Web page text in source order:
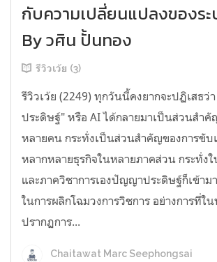
กับความเปลี่ยนแปลงของร
By วศิน ปั้นทอง
รีวิวเว้ย (3)
รีวิวเว้ย (2249) ทุกวันนี้คงยากจะปฏิเสธ
ประดิษฐ์" หรือ AI ได้กลายมาเป็นส่วนสำคั
หลายคน กระทั่งเป็นส่วนสำคัญของการขับ
หลากหลายธุรกิจในหลายภาคส่วน กระทั่ง
และภาควิชาการเองปัญญาประดิษฐ์ก็เข้า
ในการผลิกโฉมวงการวิชการ อย่างการที่ใ
ปรากฏการ...
Chaitawat Marc Seephongsai